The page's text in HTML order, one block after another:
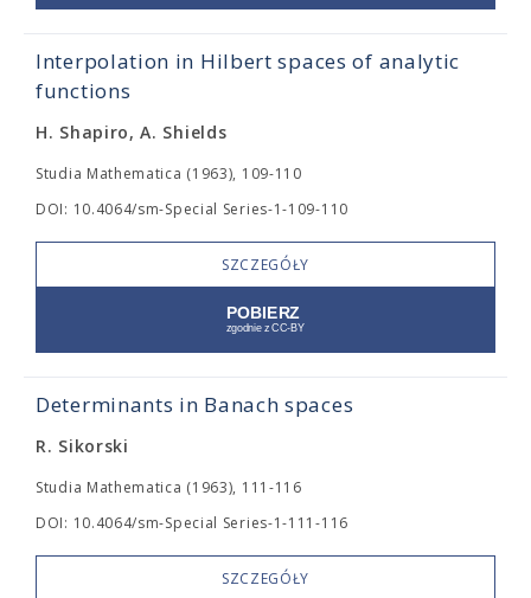
Interpolation in Hilbert spaces of analytic
functions
H. Shapiro, A. Shields
Studia Mathematica (1963), 109-110
DOI: 10.4064/sm-Special Series-1-109-110
SZCZEGÓŁY
Determinants in Banach spaces
R. Sikorski
Studia Mathematica (1963), 111-116
DOI: 10.4064/sm-Special Series-1-111-116
SZCZEGÓŁY